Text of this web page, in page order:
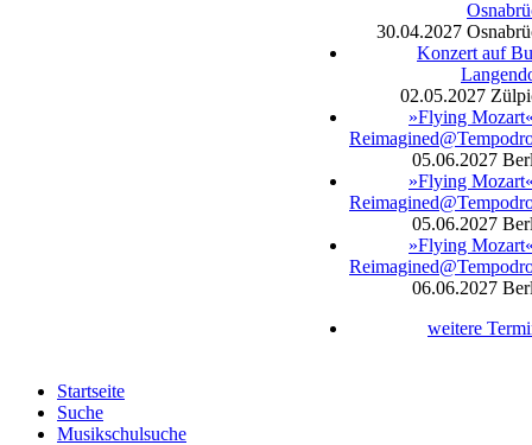
30.04.2027
Konzert auf
02.05.2027
»Flying
05.06.2027
»Flying
05.06.2027
»Flying
06.06.2027
weitere
Startseite
Suche
Musikschulsuche